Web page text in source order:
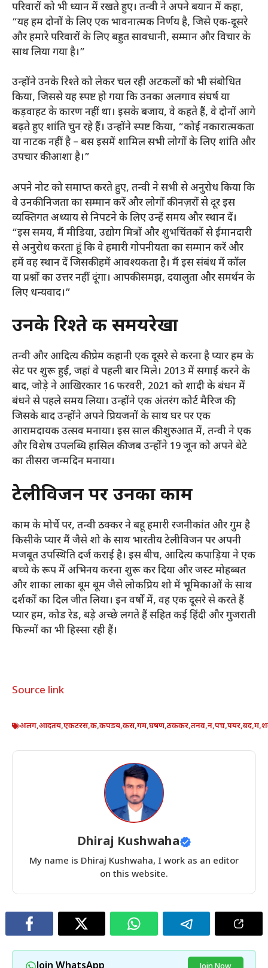
परिवारों को भी ध्यान में रखते हुए। तन्वी ने अपने बयान में कहा,
“यह हम दोनों के लिए एक भावनात्मक निर्णय है, जिसे एक-दूसरे
और हमारे परिवारों के लिए बहुत सावधानी, सम्मान और विचार के
साथ लिया गया है।”
उन्होंने उनके रिश्ते को लेकर चल रही अटकलों को भी संबोधित
किया, जिससे यह स्पष्ट हो गया कि उनका अलगाव संघर्ष या
कड़वाहट के कारण नहीं था। इसके बजाय, वे कहते हैं, वे दोनों आगे
बढ़ते हुए शांति चुन रहे हैं। उन्होंने स्पष्ट किया, “कोई नकारात्मकता
या नाटक नहीं है – बस इसमें शामिल सभी लोगों के लिए शांति और
उपचार की आशा है।”
अपने नोट को समाप्त करते हुए, तन्वी ने सभी से अनुरोध किया कि
वे उनकी निजता का सम्मान करें और लोगों की नज़रों से दूर इस
व्यक्तिगत अध्याय से निपटने के लिए उन्हें समय और स्थान दें।
“इस समय, मैं मीडिया, उद्योग मित्रों और शुभचिंतकों से ईमानदारी
से अनुरोध करता हूं कि वे हमारी गोपनीयता का सम्मान करें और
हमें वह स्थान दें जिसकी हमें आवश्यकता है। मैं इस संबंध में कॉल
या प्रश्नों का उत्तर नहीं दूंगा। आपकी समझ, दयालुता और समर्थन के
लिए धन्यवाद।”
उनके रिश्ते की समयरेखा
तन्वी और आदित्य की प्रेम कहानी एक दूसरे से करना है प्यार हम के
सेट पर शुरू हुई, जहां वे पहली बार मिले। 2013 में सगाई करने के
बाद, जोड़े ने आखिरकार 16 फरवरी, 2021 को शादी के बंधन में
बंधने से पहले समय लिया। उन्होंने एक अंतरंग कोर्ट मैरिज की,
जिसके बाद उन्होंने अपने प्रियजनों के साथ घर पर एक
आरामदायक उत्सव मनाया। इस साल की शुरुआत में, तन्वी ने एक
और विशेष उपलब्धि हासिल की जब उन्होंने 19 जून को अपने बेटे
का तीसरा जन्मदिन मनाया।
टेलीविजन पर उनका काम
काम के मोर्चे पर, तन्वी ठक्कर ने बहू हमारी रजनीकांत और गुम है
किसीके प्यार मैं जैसे शो के साथ भारतीय टेलीविजन पर अपनी
मजबूत उपस्थिति दर्ज कराई है। इस बीच, आदित्य कपाड़िया ने एक
बच्चे के रूप में अभिनय करना शुरू कर दिया और जस्ट मोहब्बत
और शाका लाका बूम बूम जैसे लोकप्रिय शो में भूमिकाओं के साथ
दर्शकों का दिल जीत लिया। इन वर्षों में, वह एक दूसरे से करते हैं
प्यार हम, कोड रेड, बड़े अच्छे लगते हैं सहित कई हिंदी और गुजराती
फिल्मों का भी हिस्सा रही हैं।
Source link
अलग,आदतय,एकटरस,क,कपडय,कस,गम,घषण,ठककर,तनव,न,पच,पयर,बद,म,
Dhiraj Kushwaha
My name is Dhiraj Kushwaha, I work as an editor
on this website.